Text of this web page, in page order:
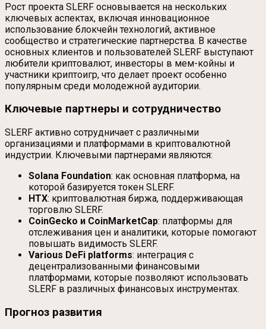
Рост проекта SLERF основывается на нескольких
ключевых аспектах, включая инновационное
использование блокчейн технологий, активное
сообщество и стратегические партнерства. В качестве
основных клиентов и пользователей SLERF выступают
любители криптовалют, инвесторы в мем-койны и
участники криптоигр, что делает проект особенно
популярным среди молодежной аудитории.
Ключевые партнеры и сотрудничество
SLERF активно сотрудничает с различными
организациями и платформами в криптовалютной
индустрии. Ключевыми партнерами являются:
Solana Foundation: как основная платформа, на
которой базируется токен SLERF.
HTX: криптовалютная биржа, поддерживающая
торговлю SLERF.
CoinGecko и CoinMarketCap: платформы для
отслеживания цен и аналитики, которые помогают
повышать видимость SLERF.
Various DeFi platforms: интеграция с
децентрализованными финансовыми
платформами, которые позволяют использовать
SLERF в различных финансовых инструментах.
Прогноз развития